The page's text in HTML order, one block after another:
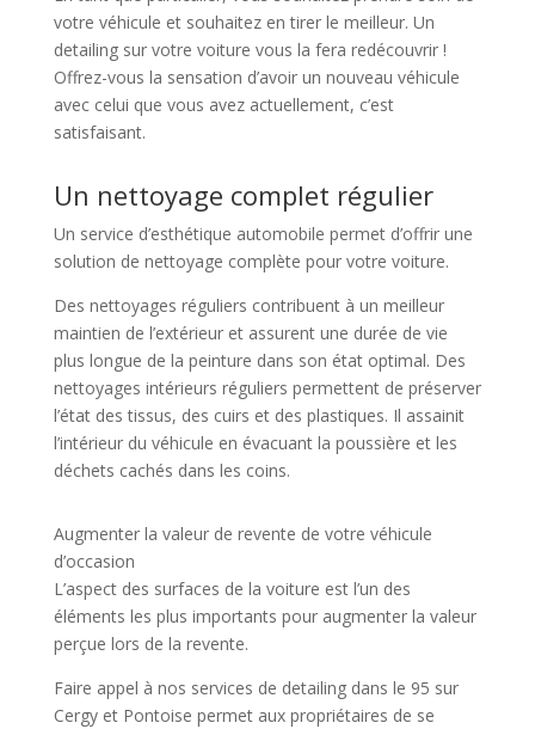
votre véhicule et souhaitez en tirer le meilleur. Un
detailing sur votre voiture vous la fera redécouvrir !
Offrez-vous la sensation d’avoir un nouveau véhicule
avec celui que vous avez actuellement, c’est
satisfaisant.
Un nettoyage complet régulier
Un service d’esthétique automobile permet d’offrir une
solution de nettoyage complète pour votre voiture.
Des nettoyages réguliers contribuent à un meilleur
maintien de l’extérieur et assurent une durée de vie
plus longue de la peinture dans son état optimal. Des
nettoyages intérieurs réguliers permettent de préserver
l’état des tissus, des cuirs et des plastiques. Il assainit
l’intérieur du véhicule en évacuant la poussière et les
déchets cachés dans les coins.
Augmenter la valeur de revente de votre véhicule
d’occasion
L’aspect des surfaces de la voiture est l’un des
éléments les plus importants pour augmenter la valeur
perçue lors de la revente.
Faire appel à nos services de detailing dans le 95 sur
Cergy et Pontoise permet aux propriétaires de se